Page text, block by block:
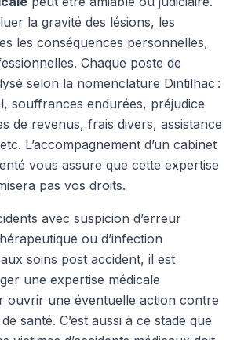
la gravité des lésions, les
les conséquences personnelles,
Chaque poste de
selon la nomenclature Dintilhac :
souffrances endurées, préjudice
de revenus, frais divers, assistance
L’accompagnement d’un cabinet
vous assure que cette expertise
pas vos droits.
avec suspicion d’erreur
ou d’infection
soins post accident, il est
une expertise médicale
ouvrir une éventuelle action contre
santé. C’est aussi à ce stade que